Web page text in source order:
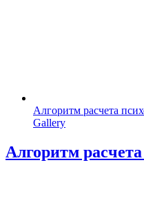
Алгоритм расчета
Gallery
Алгоритм